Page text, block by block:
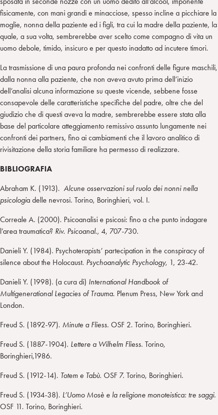
fisicamente, con mani grandi e minacciose, spesso incline a picchiare la
moglie, nonna della paziente ed i figli, tra cui la madre della paziente, la
quale, a sua volta, sembrerebbe aver scelto come compagno di vita un
uomo debole, timido, insicuro e per questo inadatto ad incutere timori.
La trasmissione di una paura profonda nei confronti delle figure maschili,
dalla nonna alla paziente, che non aveva avuto prima dell’inizio
dell’analisi alcuna informazione su queste vicende, sebbene fosse
consapevole delle caratteristiche specifiche del padre, oltre che del
giudizio che di questi aveva la madre, sembrerebbe essere stata alla
base del particolare atteggiamento remissivo assunto lungamente nei
confronti dei partners, fino ai cambiamenti che il lavoro analitico di
rivisitazione della storia familiare ha permesso di realizzare.
BIBLIOGRAFIA
Abraham K. (1913). Alcune osservazioni sul ruolo dei nonni nella
psicologia delle nevrosi. Torino, Boringhieri, vol. I.
Correale A. (2000). Psicoanalisi e psicosi: fino a che punto indagare
l’area traumatica? Riv. Psicoanal., 4, 707-730.
Danieli Y. (1984). Psychoterapists’ partecipation in the conspiracy of
silence about the Holocaust. Psychoanalytic Psychology, 1, 23-42.
Danieli Y. (1998). (a cura di) International Handbook of
Multigenerational Legacies of Trauma. Plenum Press, New York and
London.
Freud S. (1892-97). Minute a Fliess. OSF 2. Torino, Boringhieri.
Freud S. (1887-1904). Lettere a Wilhelm Fliess. Torino,
Boringhieri,1986.
Freud S. (1912-14). Totem e Tabù. OSF 7. Torino, Boringhieri.
Freud S. (1934-38). L’Uomo Mosè e la religione monoteistica: tre saggi.
OSF 11. Torino, Boringhieri.